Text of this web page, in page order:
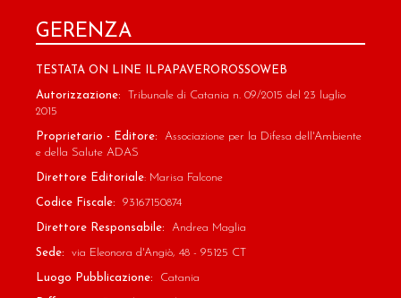
GERENZA
TESTATA ON LINE ILPAPAVEROROSSOWEB
Autorizzazione: Tribunale di Catania n. 09/2015 del 23 luglio
2015
Proprietario - Editore: Associazione per la Difesa dell'Ambiente
e della Salute ADAS
Direttore Editoriale: Marisa Falcone
Codice Fiscale: 93167150874
Direttore Responsabile: Andrea Maglia
Sede: via Eleonora d'Angiò, 48 - 95125 CT
Luogo Pubblicazione: Catania